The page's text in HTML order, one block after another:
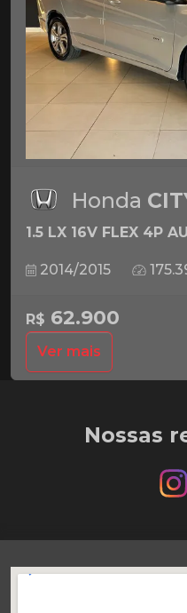
Honda
1.5 LX 16V FLEX 4P
2014/2015
R$ 62.900
Ver mais
Nossas